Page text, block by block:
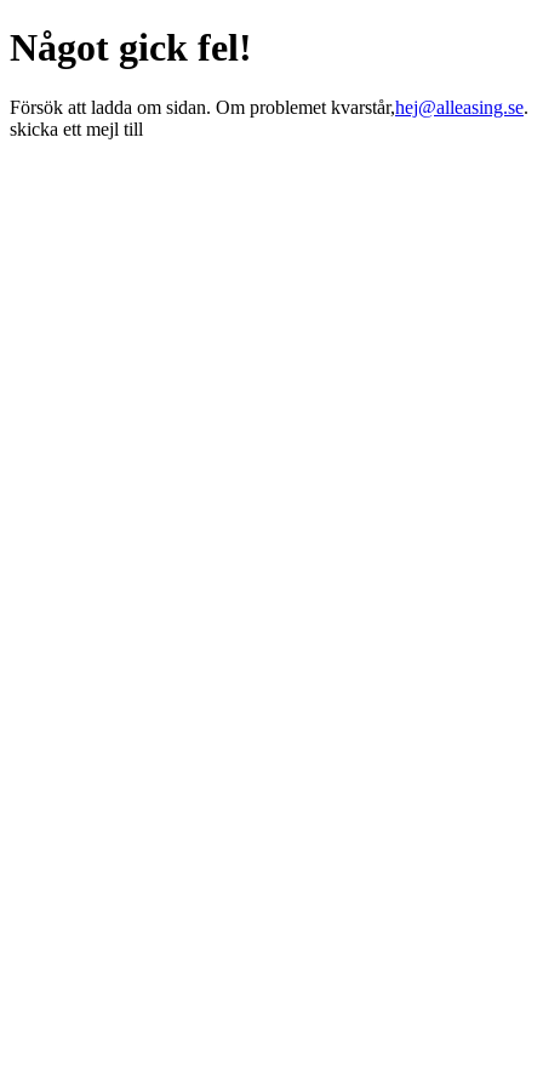
Något gick fel!
Försök att ladda om sidan. Om problemet kvarstår,hej@alleasing.se.
skicka ett mejl till